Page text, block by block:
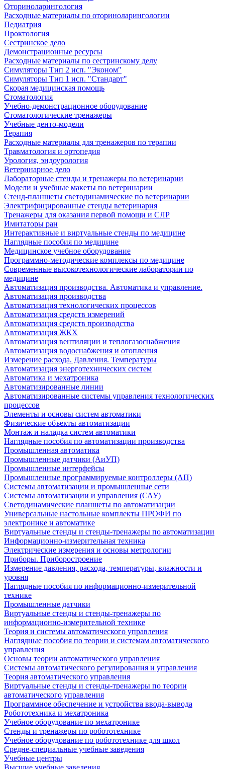
Оториноларингология
Расходные материалы по оториноларингологии
Педиатрия
Проктология
Сестринское дело
Демонстрационные ресурсы
Расходные материалы по сестринскому делу
Симуляторы Тип 2 исп. "Эконом"
Симуляторы Тип 1 исп. "Стандарт"
Скорая медицинская помощь
Стоматология
Учебно-демонстрационное оборудование
Стоматологические тренажеры
Учебные денто-модели
Терапия
Расходные материалы для тренажеров по терапии
Травматология и ортопедия
Урология, эндоурология
Ветеринарное дело
Лабораторные стенды и тренажеры по ветеринарии
Модели и учебные макеты по ветеринарии
Стенд-планшеты светодинамические по ветеринарии
Электрифицированные стенды ветеринария
Тренажеры для оказания первой помощи и СЛР
Имитаторы ран
Интерактивные и виртуальные стенды по медицине
Наглядные пособия по медицине
Медицинское учебное оборудование
Программно-методические комплексы по медицине
Современные высокотехнологические лаборатории по
медицине
Автоматизация производства. Автоматика и управление.
Автоматизация производства
Автоматизация технологических процессов
Автоматизация средств измерений
Автоматизация средств производства
Автоматизация ЖКХ
Автоматизация вентиляции и теплогазоснабжения
Автоматизация водоснабжения и отопления
Измерение расхода. Давления. Температуры
Автоматизация энерготехнических систем
Автоматика и мехатроника
Автоматизированные линии
Автоматизированные системы управления технологических
процессов
Элементы и основы систем автоматики
Физические объекты автоматизации
Монтаж и наладка систем автоматики
Наглядные пособия по автоматизации производства
Промышленная автоматика
Промышленные датчики (АиУП)
Промышленные интерфейсы
Промышленные программируемые контроллеры (АП)
Системы автоматизации и промышленные сети
Системы автоматизации и управления (САУ)
Светодинамические планшеты по автоматизации
Универсальные настольные комплекты ПРОФИ по
электронике и автоматике
Виртуальные стенды и стенды-тренажеры по автоматизации
Информационно-измерительная техника
Электрические измерения и основы метрологии
Приборы. Приборостроение
Измерение давления, расхода, температуры, влажности и
уровня
Наглядные пособия по информационно-измерительной
технике
Промышленные датчики
Виртуальные стенды и стенды-тренажеры по
информационно-измерительной технике
Теория и системы автоматического управления
Наглядные пособия по теории и системам автоматического
управления
Основы теории автоматического управления
Системы автоматического регулирования и управления
Теория автоматического управления
Виртуальные стенды и стенды-тренажеры по теории
автоматического управления
Программное обеспечение и устройства ввода-вывода
Робототехника и мехатроника
Учебное оборудование по мехатронике
Стенды и тренажеры по робототехнике
Учебное оборудование по робототехнике для школ
Средне-специальные учебные заведения
Учебные центры
Высшие учебные заведения